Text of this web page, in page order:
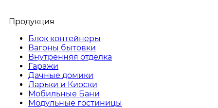
Продукция
Блок контейнеры
Вагоны бытовки
Внутренняя отделка
Гаражи
Дачные домики
Ларьки и Киоски
Мобильные Бани
Модульные гостиницы